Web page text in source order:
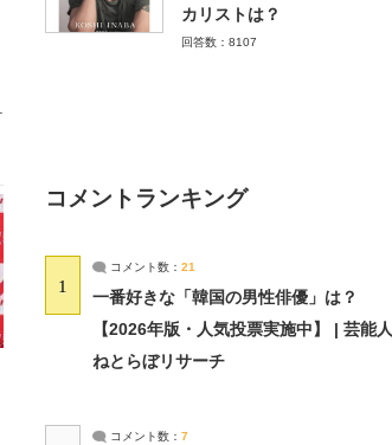
カリストは？
回答数：8107
コメントランキング
1
コメント数： 21
一番好きな「韓国の男性俳優」は？
【2026年版・人気投票実施中】 | 芸能人
ねとらぼリサーチ
コメント数： 7